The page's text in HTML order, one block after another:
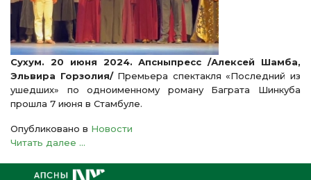
Сухум. 20 июня 2024. Апсныпресс /Алексей Шамба,
Эльвира Горзолия/ Премьера спектакля «Последний из
ушедших» по одноименному роману Баграта Шинкуба
прошла 7 июня в Стамбуле.
Опубликовано в Новости
Читать далее ...